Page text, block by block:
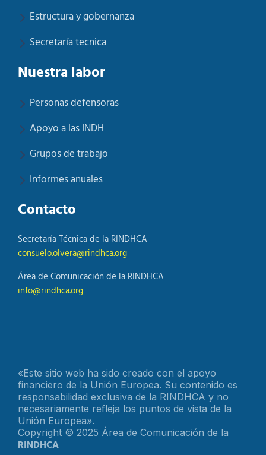
Estructura y gobernanza
Secretaría tecnica
Nuestra labor
Personas defensoras
Apoyo a las INDH
Grupos de trabajo
Informes anuales
Contacto
Secretaría Técnica de la RINDHCA
consuelo.olvera@rindhca.org
Área de Comunicación de la RINDHCA
info@rindhca.org
«Este sitio web ha sido creado con el apoyo
financiero de la Unión Europea. Su contenido es
responsabilidad exclusiva de la RINDHCA y no
necesariamente refleja los puntos de vista de la
Unión Europea».
Copyright © 2025 Área de Comunicación de la
RINDHCA